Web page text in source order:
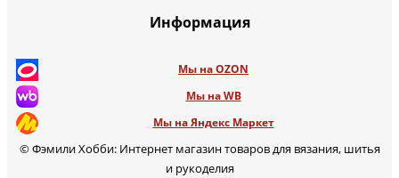
Информация
Мы на OZON
Мы на WB
Мы на Яндекс Маркет
© Фэмили Хобби: Интернет магазин товаров для вязания, шитья
и рукоделия